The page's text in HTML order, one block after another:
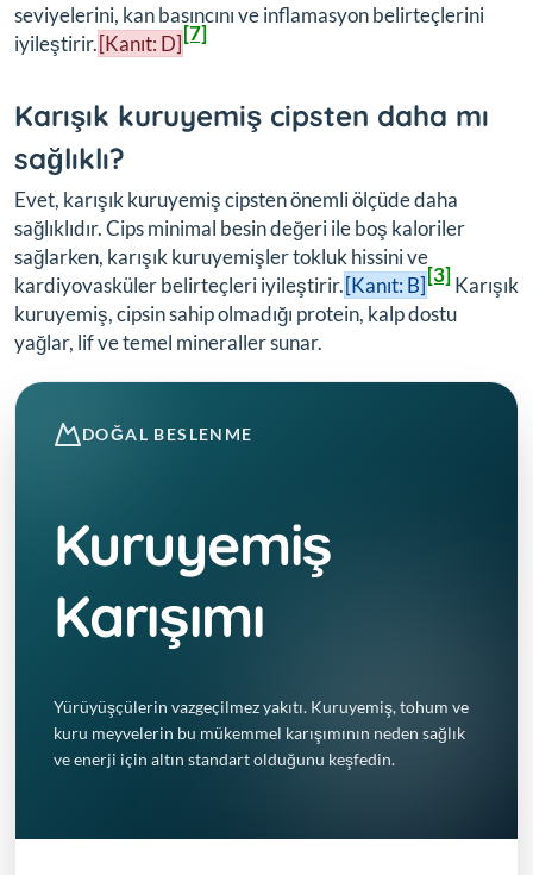
seviyelerini, kan basıncını ve inflamasyon belirteçlerini
iyileştirir.[Kanıt: D][7]
Karışık kuruyemiş cipsten daha mı
sağlıklı?
Evet, karışık kuruyemiş cipsten önemli ölçüde daha
sağlıklıdır. Cips minimal besin değeri ile boş kaloriler
sağlarken, karışık kuruyemişler tokluk hissini ve
kardiyovasküler belirteçleri iyileştirir.[Kanıt: B][3]Karışık
kuruyemiş, cipsin sahip olmadığı protein, kalp dostu
yağlar, lif ve temel mineraller sunar.
DOĞAL BESLENME
Kuruyemiş
Karışımı
Yürüyüşçülerin vazgeçilmez yakıtı. Kuruyemiş, tohum ve
kuru meyvelerin bu mükemmel karışımının neden sağlık
ve enerji için altın standart olduğunu keşfedin.